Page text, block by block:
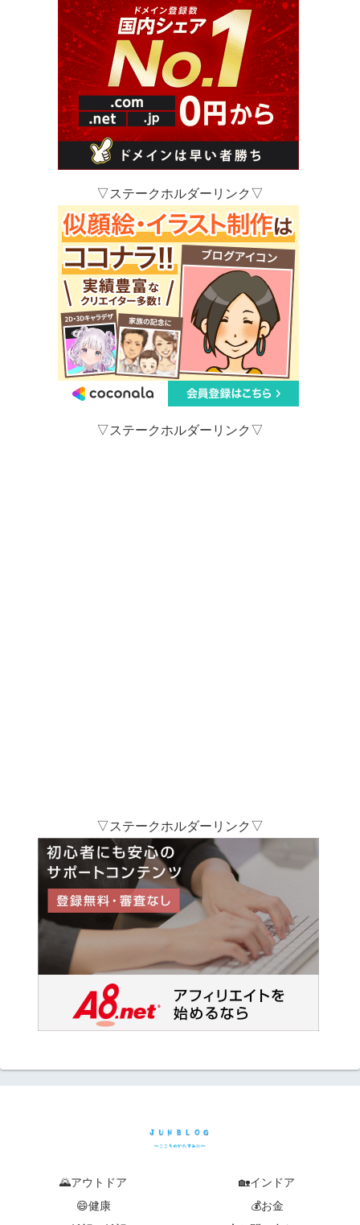
▽ステークホルダーリンク▽
▽ステークホルダーリンク▽
▽ステークホルダーリンク▽
🌄アウトドア
🏡インドア
😄健康
💰お金